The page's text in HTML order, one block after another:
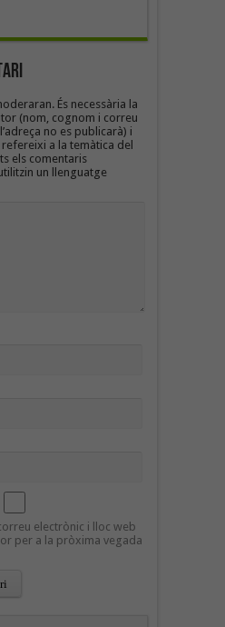
És necessària la
(nom, cognom i correu
no es publicarà) i
a la temàtica del
els comentaris
un llenguatge
electrònic i lloc web
per a la pròxima vegada